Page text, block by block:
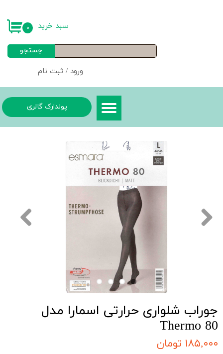
ورود / ثبت نام
خروج از حساب کاربری
جستجو
۰ سبد خرید
پولدارک گالری
جوراب شلواری حرارتی اسمارا مدل
Thermo 80
۱۸۵,۰۰۰ تومان